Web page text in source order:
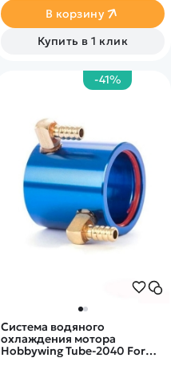
регулятором скорости и
аппаратурой управления
2.4GHZ .
В корзину
Купить в 1 клик
-41%
Система водяного
охлаждения мотора
Hobbywing Tube-2040 For